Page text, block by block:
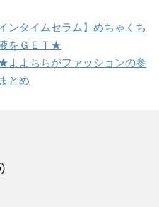
ンタイムセラム】めちゃくち
をＧＥＴ★
よよちちがファッションの参
とめ